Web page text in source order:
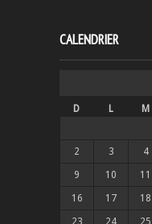
CALENDRIER
D L M
2 3 4
9 10 11
16 17 18
23 24 25